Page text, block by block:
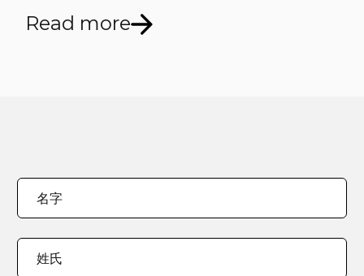
Read more
indicates
您
名
名字
姓氏